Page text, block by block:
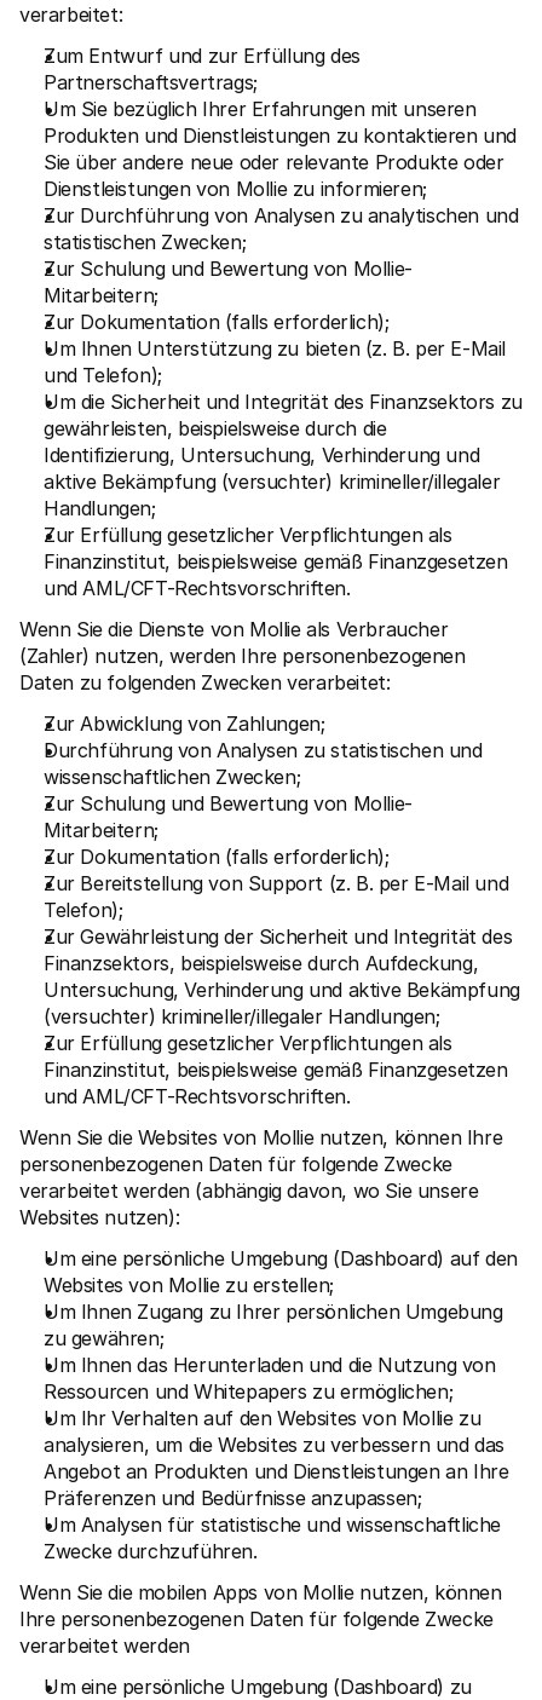
verarbeitet:
Zum Entwurf und zur Erfüllung des
Partnerschaftsvertrags;
Um Sie bezüglich Ihrer Erfahrungen mit unseren
Produkten und Dienstleistungen zu kontaktieren und
Sie über andere neue oder relevante Produkte oder
Dienstleistungen von Mollie zu informieren;
Zur Durchführung von Analysen zu analytischen und
statistischen Zwecken;
Zur Schulung und Bewertung von Mollie-
Mitarbeitern;
Zur Dokumentation (falls erforderlich);
Um Ihnen Unterstützung zu bieten (z. B. per E-Mail
und Telefon);
Um die Sicherheit und Integrität des Finanzsektors zu
gewährleisten, beispielsweise durch die
Identifizierung, Untersuchung, Verhinderung und
aktive Bekämpfung (versuchter) krimineller/illegaler
Handlungen;
Zur Erfüllung gesetzlicher Verpflichtungen als
Finanzinstitut, beispielsweise gemäß Finanzgesetzen
und AML/CFT-Rechtsvorschriften.
Wenn Sie die Dienste von Mollie als Verbraucher
(Zahler) nutzen, werden Ihre personenbezogenen
Daten zu folgenden Zwecken verarbeitet:
Zur Abwicklung von Zahlungen;
Durchführung von Analysen zu statistischen und
wissenschaftlichen Zwecken;
Zur Schulung und Bewertung von Mollie-
Mitarbeitern;
Zur Dokumentation (falls erforderlich);
Zur Bereitstellung von Support (z. B. per E-Mail und
Telefon);
Zur Gewährleistung der Sicherheit und Integrität des
Finanzsektors, beispielsweise durch Aufdeckung,
Untersuchung, Verhinderung und aktive Bekämpfung
(versuchter) krimineller/illegaler Handlungen;
Zur Erfüllung gesetzlicher Verpflichtungen als
Finanzinstitut, beispielsweise gemäß Finanzgesetzen
und AML/CFT-Rechtsvorschriften.
Wenn Sie die Websites von Mollie nutzen, können Ihre
personenbezogenen Daten für folgende Zwecke
verarbeitet werden (abhängig davon, wo Sie unsere
Websites nutzen):
Um eine persönliche Umgebung (Dashboard) auf den
Websites von Mollie zu erstellen;
Um Ihnen Zugang zu Ihrer persönlichen Umgebung
zu gewähren;
Um Ihnen das Herunterladen und die Nutzung von
Ressourcen und Whitepapers zu ermöglichen;
Um Ihr Verhalten auf den Websites von Mollie zu
analysieren, um die Websites zu verbessern und das
Angebot an Produkten und Dienstleistungen an Ihre
Präferenzen und Bedürfnisse anzupassen;
Um Analysen für statistische und wissenschaftliche
Zwecke durchzuführen.
Wenn Sie die mobilen Apps von Mollie nutzen, können
Ihre personenbezogenen Daten für folgende Zwecke
verarbeitet werden
Um eine persönliche Umgebung (Dashboard) zu